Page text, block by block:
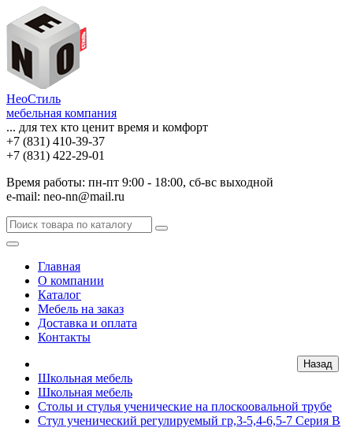
НеоСтиль
мебельная компания
... для тех кто ценит время и комфорт
+7 (831) 410-39-37
+7 (831) 422-29-01
Время работы: пн-пт 9:00 - 18:00, сб-вс выходной
e-mail: neo-nn@mail.ru
Главная
О компании
Каталог
Мебель на заказ
Доставка и оплата
Контакты
Школьная мебель
Школьная мебель
Столы и стулья ученические на плоскоовальной трубе
Стул ученический регулируемый гр,3-5,4-6,5-7 Серия В